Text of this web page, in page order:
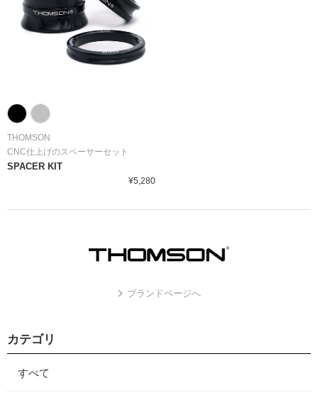
THOMSON
CNC仕上げのスペーサーセット
SPACER KIT
¥5,280
ブランドページへ
カテゴリ
すべて